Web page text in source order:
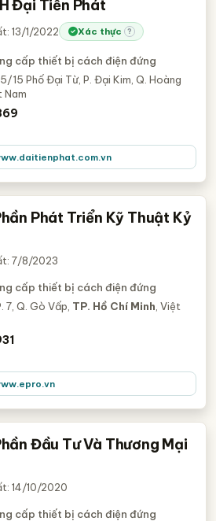
Đại Tiến Phát
13/1/2022 Xác thực ?
cấp thiết bị cách điện đứng
15 Phố Đại Từ, P. Đại Kim, Q. Hoàng
Nam
Phát Triển Kỹ Thuật Kỷ
7/8/2023
cấp thiết bị cách điện đứng
7, Q. Gò Vấp, TP. Hồ Chí Minh , Việt
Đầu Tư Và Thương Mại
14/10/2020
cấp thiết bị cách điện đứng